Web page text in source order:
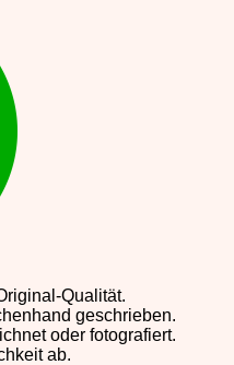
Qualität.
geschrieben.
oder fotografiert.
ab.